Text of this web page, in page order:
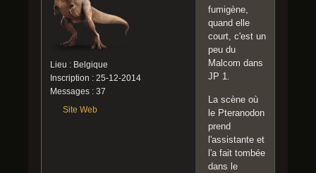
Lieu : Belgique
Inscription : 25-12-2014
Messages : 37
Site Web
fumigène,
quand elle
court, c'est un
peu du
Malcom dans
JP 1.
La scène où
le Pteranodon
prend
l'assistante et
l'a fait tombée
dans le